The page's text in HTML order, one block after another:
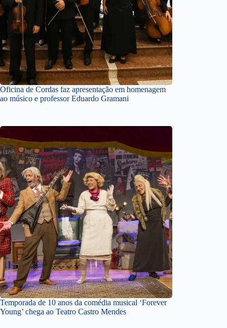
Oficina de Cordas faz apresentação em homenagem
ao músico e professor Eduardo Gramani
Temporada de 10 anos da comédia musical ‘Forever
Young’ chega ao Teatro Castro Mendes